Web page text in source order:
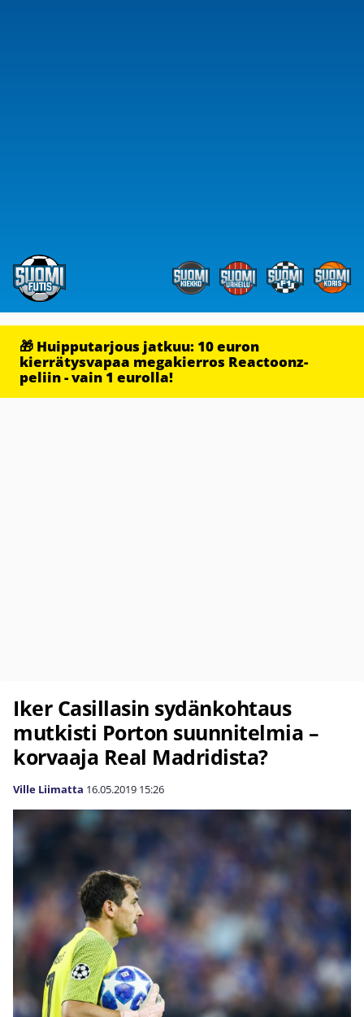
🎁 Huipputarjous jatkuu: 10 euron
kierrätysvapaa megakierros Reactoonz-
peliin - vain 1 eurolla!
Iker Casillasin sydänkohtaus
mutkisti Porton suunnitelmia –
korvaaja Real Madridista?
Ville Liimatta 16.05.2019 15:26